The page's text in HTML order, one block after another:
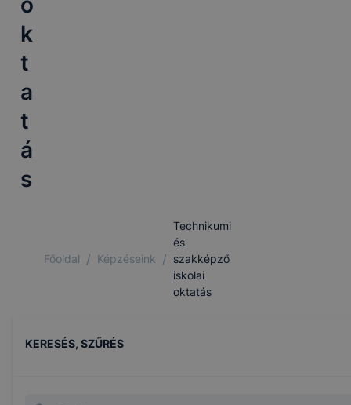
k
t
a
t
á
s
Főoldal / Képzéseink /
Technikumi
és
szakképző
iskolai
oktatás
KERESÉS, SZŰRÉS